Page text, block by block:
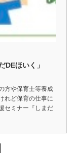
DEほいく」
方や保育士等養成
れど保育の仕事に
セミナー『しまだ